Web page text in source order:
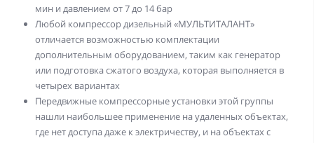
мин и давлением от 7 до 14 бар
Любой компрессор дизельный «МУЛЬТИТАЛАНТ»
отличается возможностью комплектации
дополнительным оборудованием, таким как генератор
или подготовка сжатого воздуха, которая выполняется в
четырех вариантах
Передвижные компрессорные установки этой группы
нашли наибольшее применение на удаленных объектах,
где нет доступа даже к электричеству, и на объектах с